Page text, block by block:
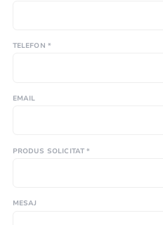
TELEFON *
EMAIL
PRODUS SOLICITAT *
MESAJ